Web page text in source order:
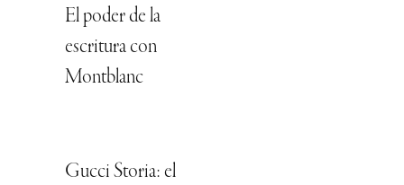
El poder de la
escritura con
Montblanc
Gucci Storia: el